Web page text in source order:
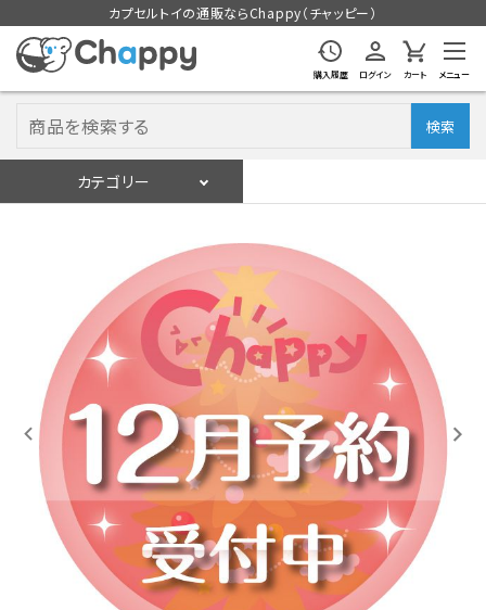
カプセルトイの通販ならChappy（チャッピー）
購入履歴 ログイン カート メニュー
検索
カテゴリー
入荷スケジュールをチェック
カプセルトイマシン本体
カプセルトイ
販促用空カプセル
レンタル
景品・玩具・文具